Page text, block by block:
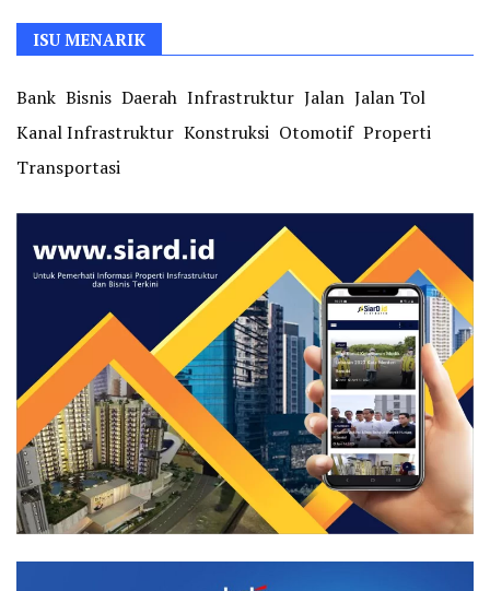
ISU MENARIK
Bank Bisnis Daerah Infrastruktur Jalan Jalan Tol
Kanal Infrastruktur Konstruksi Otomotif Properti
Transportasi